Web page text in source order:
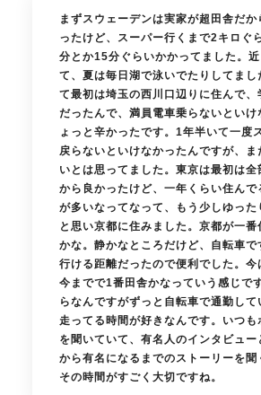
まずスウェーデンは実家が超田舎だ
ったけど、スーパー行くまで2キロぐ
分とか15分ぐらいかかってました。
て、夏は毎日湖で泳いでたりしてまし
て最初は埼玉の西川口辺りに住んで、
だったんで、満員電車乗らないといけ
ょっと辛かったです。1年半いて一度
戻らないといけなかったんですが、ま
いとは思ってました。東京は最初は全
から良かったけど、一年くらい住んで
が多いなってなって、もう少しゆった
と思い京都に住みました。京都が一番
かな。静かなところだけど、自転車で
行ける距離だったので便利でした。今
今までで1番田舎かなっていう感じで
らなんですがずっと自転車で通勤し
走ってる時間が好きなんです。いつも
を聞いていて、有名人のインタビュー
から有名になるまでのストーリーを聞
その時間がすごく大切ですね。